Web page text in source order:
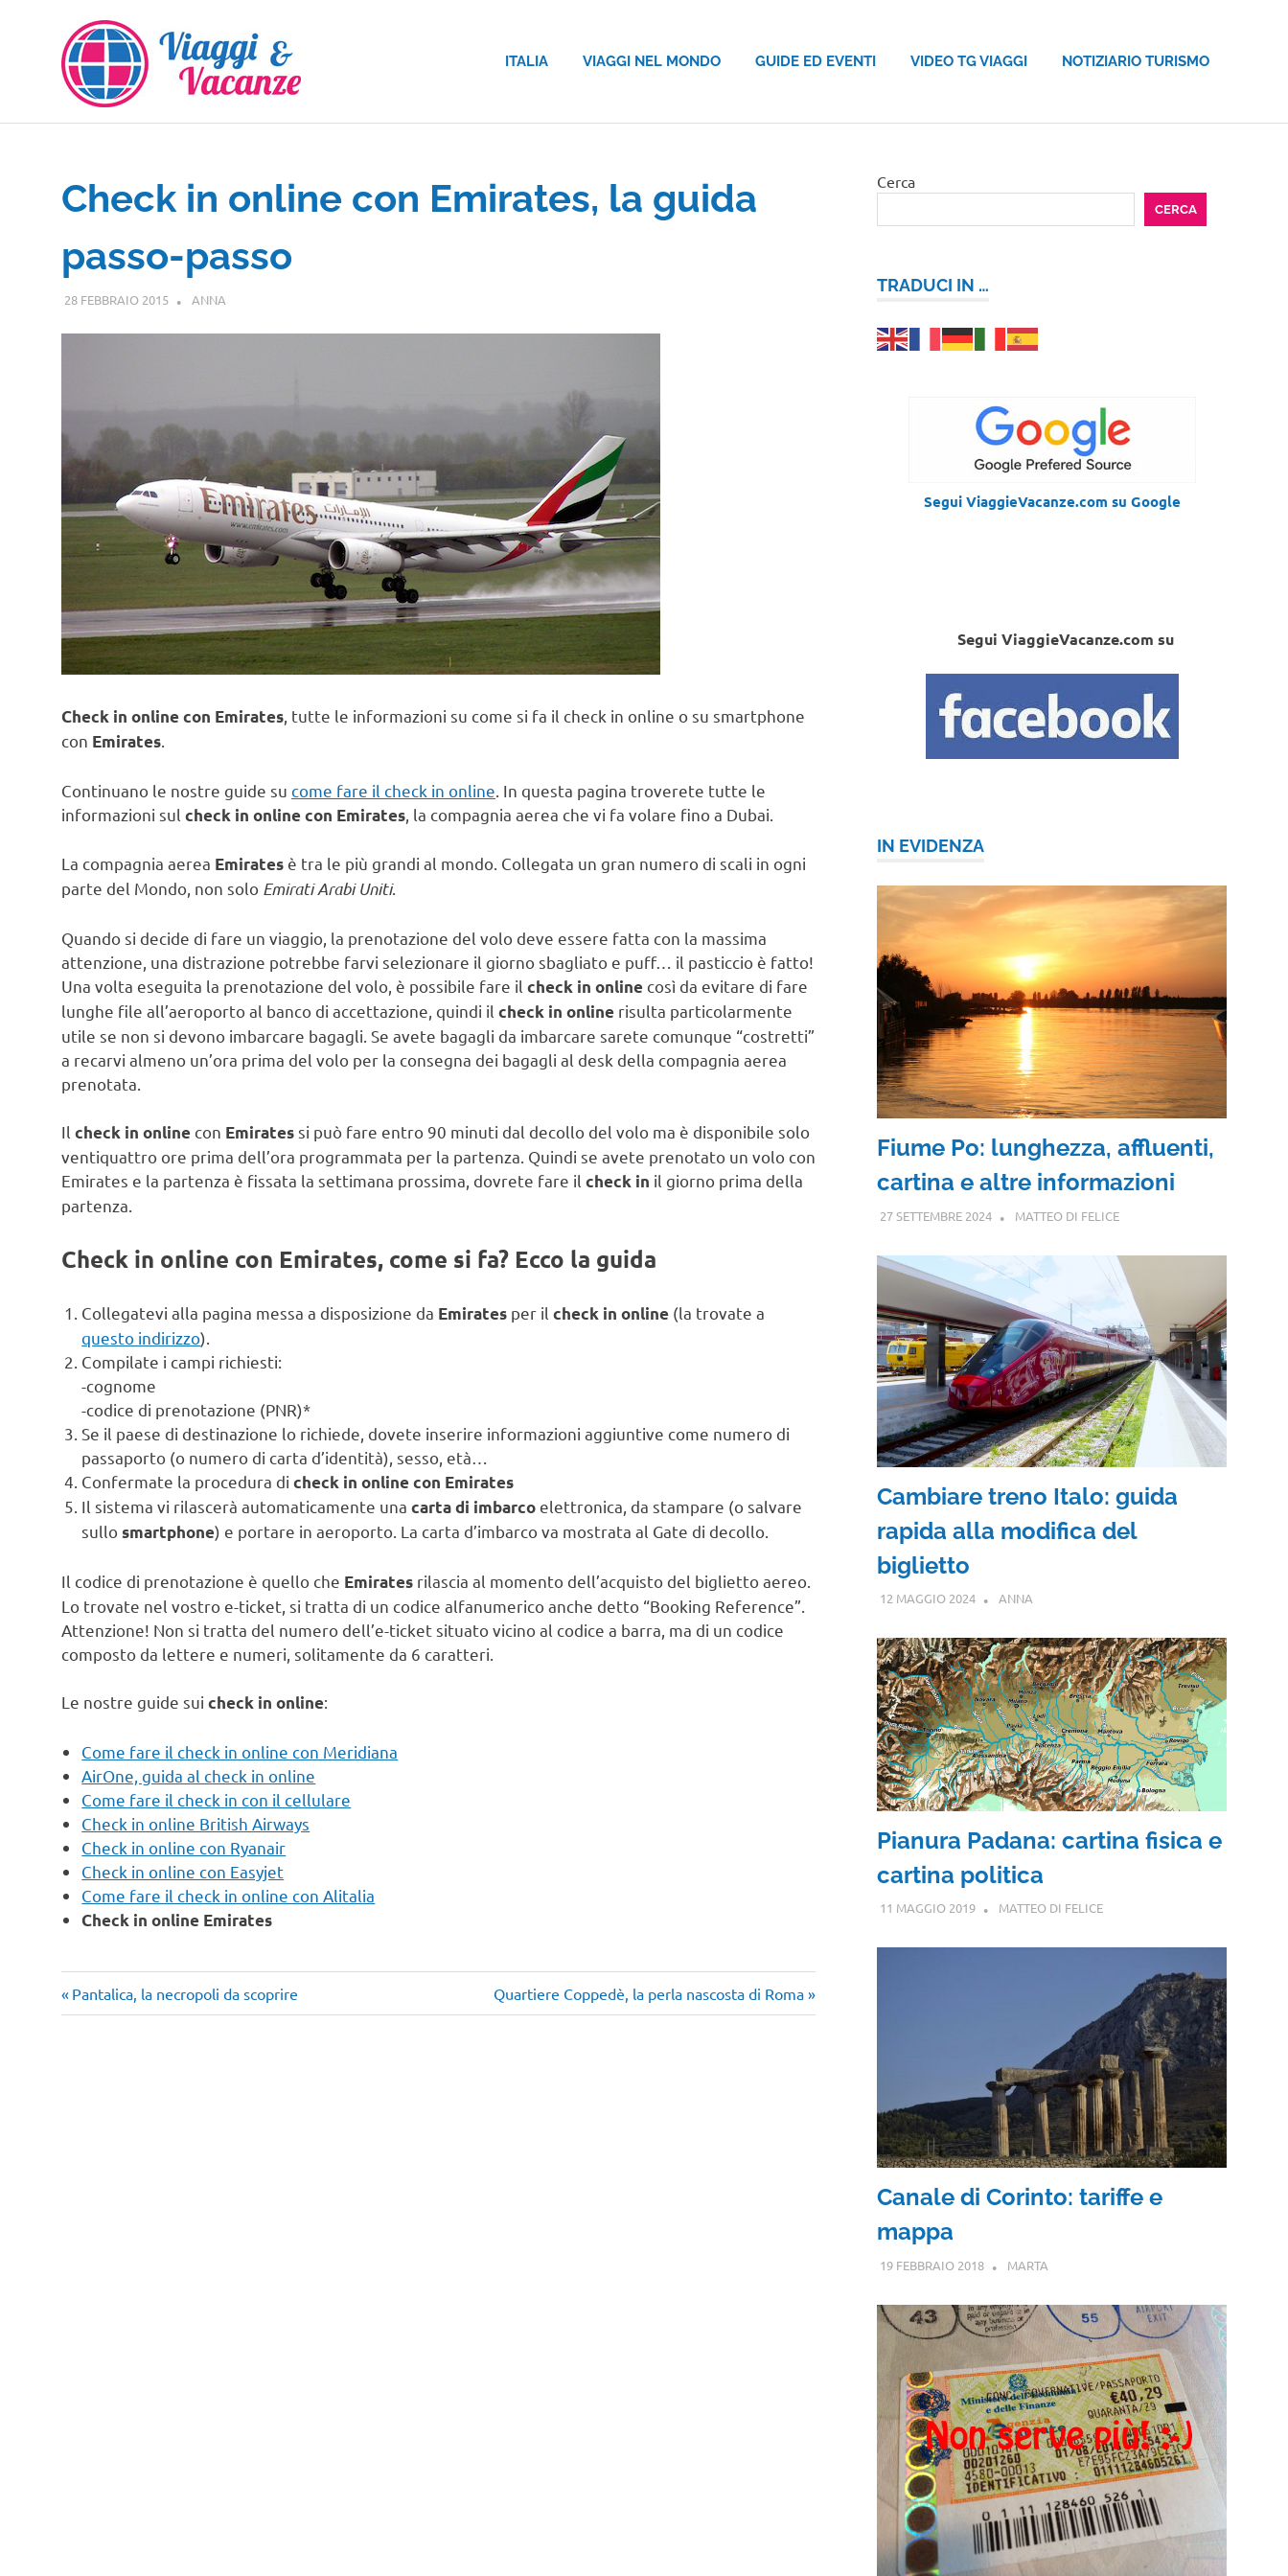
contenuto
ITALIA VIAGGI NEL MONDO GUIDE ED EVENTI VIDEO TG VIAGGI NOTIZIARIO TURISMO
Check in online con Emirates, la guida
passo-passo
28 FEBBRAIO 2015 ANNA
Check in online con Emirates, tutte le informazioni su come si fa il check in online o su smartphone
con Emirates.
Continuano le nostre guide su come fare il check in online . In questa pagina troverete tutte le
informazioni sul check in online con Emirates , la compagnia aerea che vi fa volare fino a Dubai.
La compagnia aerea Emirates è tra le più grandi al mondo. Collegata un gran numero di scali in ogni
parte del Mondo, non solo Emirati Arabi Uniti.
Quando si decide di fare un viaggio, la prenotazione del volo deve essere fatta con la massima
attenzione, una distrazione potrebbe farvi selezionare il giorno sbagliato e puff… il pasticcio è fatto!
Una volta eseguita la prenotazione del volo, è possibile fare il check in online così da evitare di fare
lunghe file all’aeroporto al banco di accettazione, quindi il check in online risulta particolarmente
utile se non si devono imbarcare bagagli. Se avete bagagli da imbarcare sarete comunque “costretti”
a recarvi almeno un’ora prima del volo per la consegna dei bagagli al desk della compagnia aerea
prenotata.
Il check in online con Emirates si può fare entro 90 minuti dal decollo del volo ma è disponibile solo
ventiquattro ore prima dell’ora programmata per la partenza. Quindi se avete prenotato un volo con
Emirates e la partenza è fissata la settimana prossima, dovrete fare il check in il giorno prima della
partenza.
Check in online con Emirates, come si fa? Ecco la guida
Collegatevi alla pagina messa a disposizione da Emirates per ilcheck in online (la trovate a
questo indirizzo).
Compilate i campi richiesti:
-cognome
-codice di prenotazione (PNR)*
Se il paese di destinazione lo richiede, dovete inserire informazioni aggiuntive come numero di
passaporto (o numero di carta d’identità), sesso, età…
Confermate la procedura dicheck in online con Emirates
Il sistema vi rilascerà automaticamente unacarta di imbarco elettronica, da stampare (o salvare
sullosmartphone) e portare in aeroporto. La carta d’imbarco va mostrata al Gate di decollo.
Il codice di prenotazione è quello che Emirates rilascia al momento dell’acquisto del biglietto aereo.
Lo trovate nel vostro e-ticket, si tratta di un codice alfanumerico anche detto “Booking Reference”.
Attenzione! Non si tratta del numero dell’e-ticket situato vicino al codice a barra, ma di un codice
composto da lettere e numeri, solitamente da 6 caratteri.
Le nostre guide sui check in online:
Come fare il check in online con Meridiana
AirOne, guida al check in online
Come fare il check in con il cellulare
Check in online British Airways
Check in online con Ryanair
Check in online con Easyjet
Come fare il check in online con Alitalia
Check in online Emirates
Navigazione
Articolo
precedente:
Pantalica, la necropoli da scoprire
Articolo
successivo:
Quartiere Coppedè, la perla nascosta di Roma
Cerca
CERCA
TRADUCI IN …
Segui ViaggieVacanze.com su Google
Segui ViaggieVacanze.com su
IN EVIDENZA
Fiume Po: lunghezza, affluenti,
cartina e altre informazioni
27 SETTEMBRE 2024 MATTEO DI FELICE
Cambiare treno Italo: guida
rapida alla modifica del
biglietto
12 MAGGIO 2024 ANNA
Pianura Padana: cartina fisica e
cartina politica
11 MAGGIO 2019 MATTEO DI FELICE
Canale di Corinto: tariffe e
mappa
19 FEBBRAIO 2018 MARTA